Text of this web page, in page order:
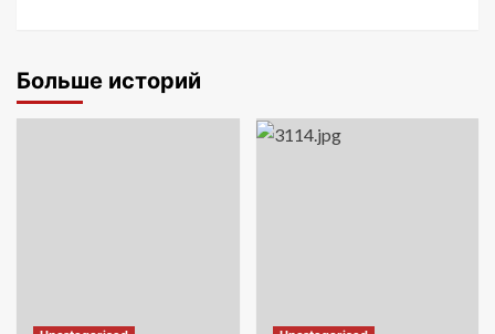
Больше историй